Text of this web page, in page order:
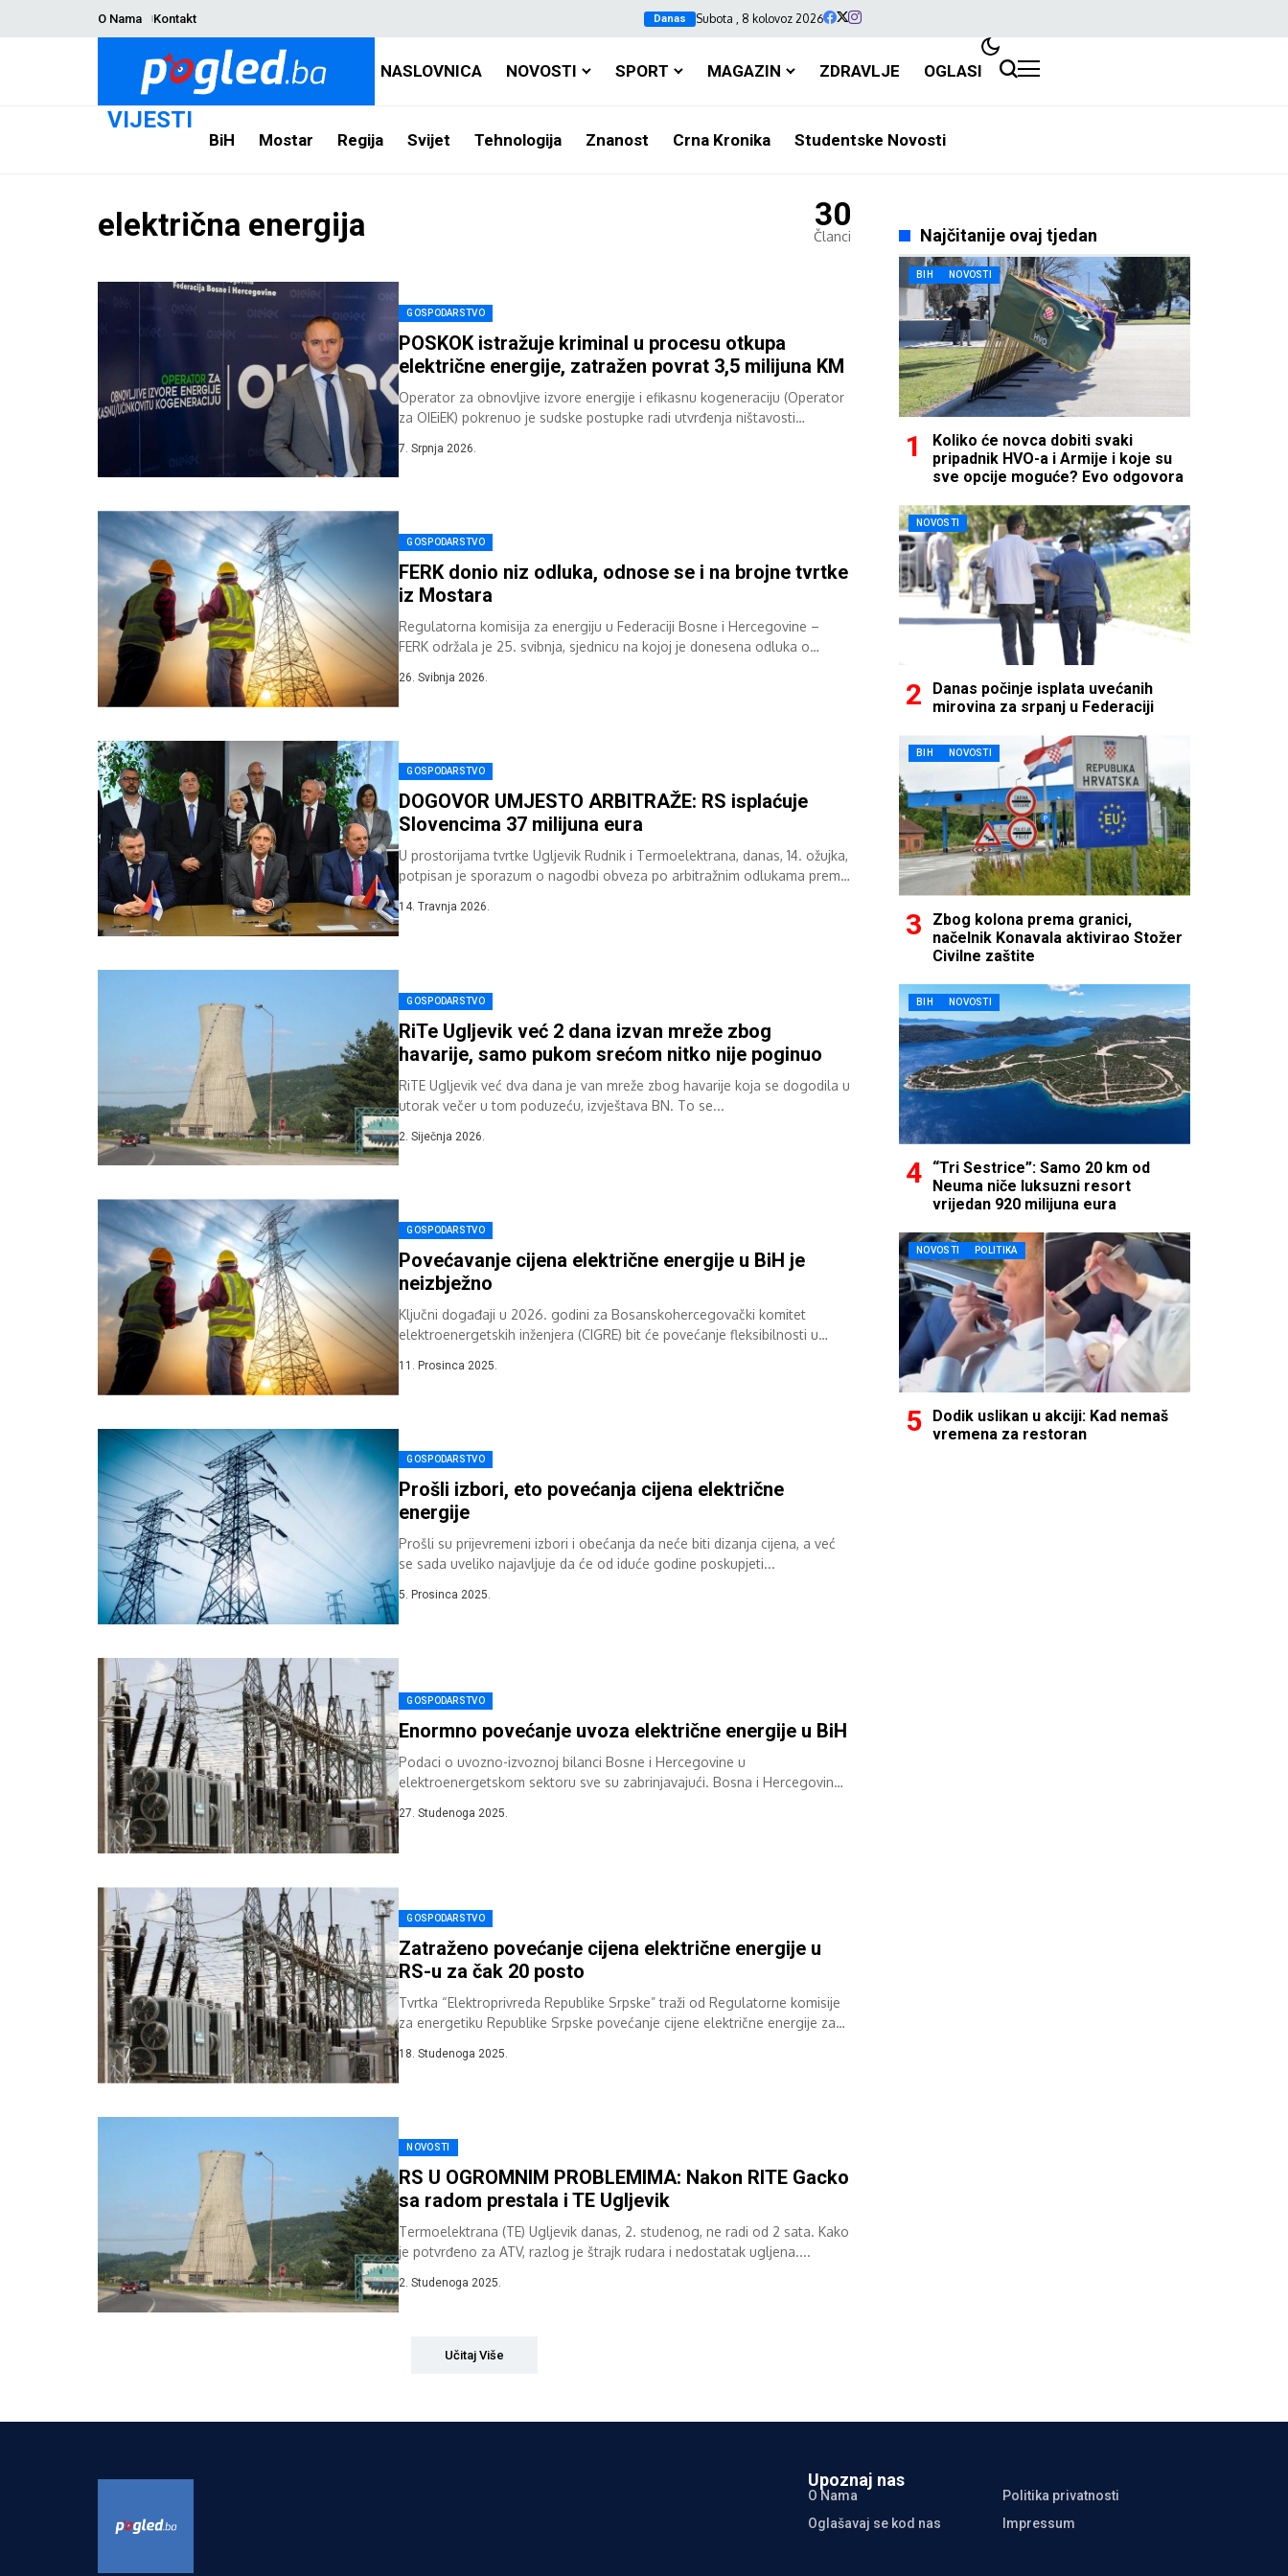
O Nama Kontakt Danas Subota , 8 kolovoz 2026
NASLOVNICA NOVOSTI SPORT MAGAZIN ZDRAVLJE OGLASI
VIJESTI
BiH Mostar Regija Svijet Tehnologija Znanost Crna Kronika Studentske Novosti
električna energija 30
Članci
GOSPODARSTVO
POSKOK istražuje kriminal u procesu otkupa
električne energije, zatražen povrat 3,5 milijuna KM
Operator za obnovljive izvore energije i efikasnu kogeneraciju (Operator
za OIEiEK) pokrenuo je sudske postupke radi utvrđenja ništavosti
7. Srpnja 2026.
GOSPODARSTVO
FERK donio niz odluka, odnose se i na brojne tvrtke
iz Mostara
Regulatorna komisija za energiju u Federaciji Bosne i Hercegovine –
FERK održala je 25. svibnja, sjednicu na kojoj je donesena odluka o
26. Svibnja 2026.
GOSPODARSTVO
DOGOVOR UMJESTO ARBITRAŽE: RS isplaćuje
Slovencima 37 milijuna eura
U prostorijama tvrtke Ugljevik Rudnik i Termoelektrana, danas, 14. ožujka,
potpisan je sporazum o nagodbi obveza po arbitražnim odlukama prema
14. Travnja 2026.
GOSPODARSTVO
RiTe Ugljevik već 2 dana izvan mreže zbog
havarije, samo pukom srećom nitko nije poginuo
RiTE Ugljevik već dva dana je van mreže zbog havarije koja se dogodila u
utorak večer u tom poduzeću, izvještava BN. To se...
2. Siječnja 2026.
GOSPODARSTVO
Povećavanje cijena električne energije u BiH je
neizbježno
Ključni događaji u 2026. godini za Bosanskohercegovački komitet
elektroenergetskih inženjera (CIGRE) bit će povećanje fleksibilnosti u
11. Prosinca 2025.
GOSPODARSTVO
Prošli izbori, eto povećanja cijena električne
energije
Prošli su prijevremeni izbori i obećanja da neće biti dizanja cijena, a već
se sada uveliko najavljuje da će od iduće godine poskupjeti...
5. Prosinca 2025.
GOSPODARSTVO
Enormno povećanje uvoza električne energije u BiH
Podaci o uvozno-izvoznoj bilanci Bosne i Hercegovine u
elektroenergetskom sektoru sve su zabrinjavajući. Bosna i Hercegovina
27. Studenoga 2025.
GOSPODARSTVO
Zatraženo povećanje cijena električne energije u
RS-u za čak 20 posto
Tvrtka “Elektroprivreda Republike Srpske” traži od Regulatorne komisije
za energetiku Republike Srpske povećanje cijene električne energije za
18. Studenoga 2025.
NOVOSTI
RS U OGROMNIM PROBLEMIMA: Nakon RITE Gacko
sa radom prestala i TE Ugljevik
Termoelektrana (TE) Ugljevik danas, 2. studenog, ne radi od 2 sata. Kako
je potvrđeno za ATV, razlog je štrajk rudara i nedostatak ugljena....
2. Studenoga 2025.
Učitaj Više
Najčitanije ovaj tjedan
BIH NOVOSTI
Koliko će novca dobiti svaki
pripadnik HVO-a i Armije i koje su
sve opcije moguće? Evo odgovora
NOVOSTI
Danas počinje isplata uvećanih
mirovina za srpanj u Federaciji
BIH NOVOSTI
Zbog kolona prema granici,
načelnik Konavala aktivirao Stožer
Civilne zaštite
BIH NOVOSTI
“Tri Sestrice”: Samo 20 km od
Neuma niče luksuzni resort
vrijedan 920 milijuna eura
NOVOSTI POLITIKA
Dodik uslikan u akciji: Kad nemaš
vremena za restoran
Upoznaj nas
O Nama
Politika privatnosti
Oglašavaj se kod nas
Impressum